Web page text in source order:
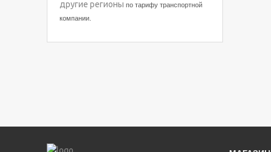
другие регионы по тарифу транспортной
компании.